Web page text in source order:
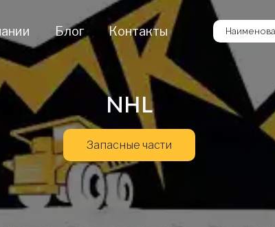
Блог Контакты
NHL
Запасные части